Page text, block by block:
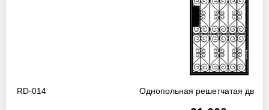
Однопольная решетчатая дверь RD-009